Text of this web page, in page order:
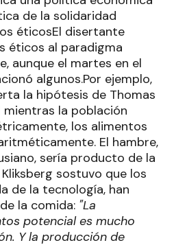
de la solidaridad
éticosEl disertante
éticos al paradigma
aunque el martes en el
algunos.Por ejemplo,
la hipótesis de Thomas
mientras la población
los alimentos
El hambre,
sería producto de la
sostuvo que los
de la tecnología, han
la comida: "La
potencial es mucho
Y la producción de